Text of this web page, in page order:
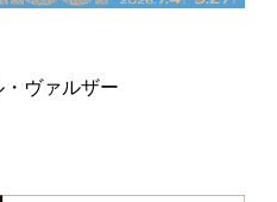
ヴァルザー